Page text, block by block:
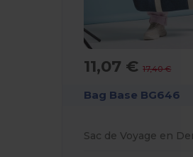
11,07 €17,40 €
Bag Base BG646